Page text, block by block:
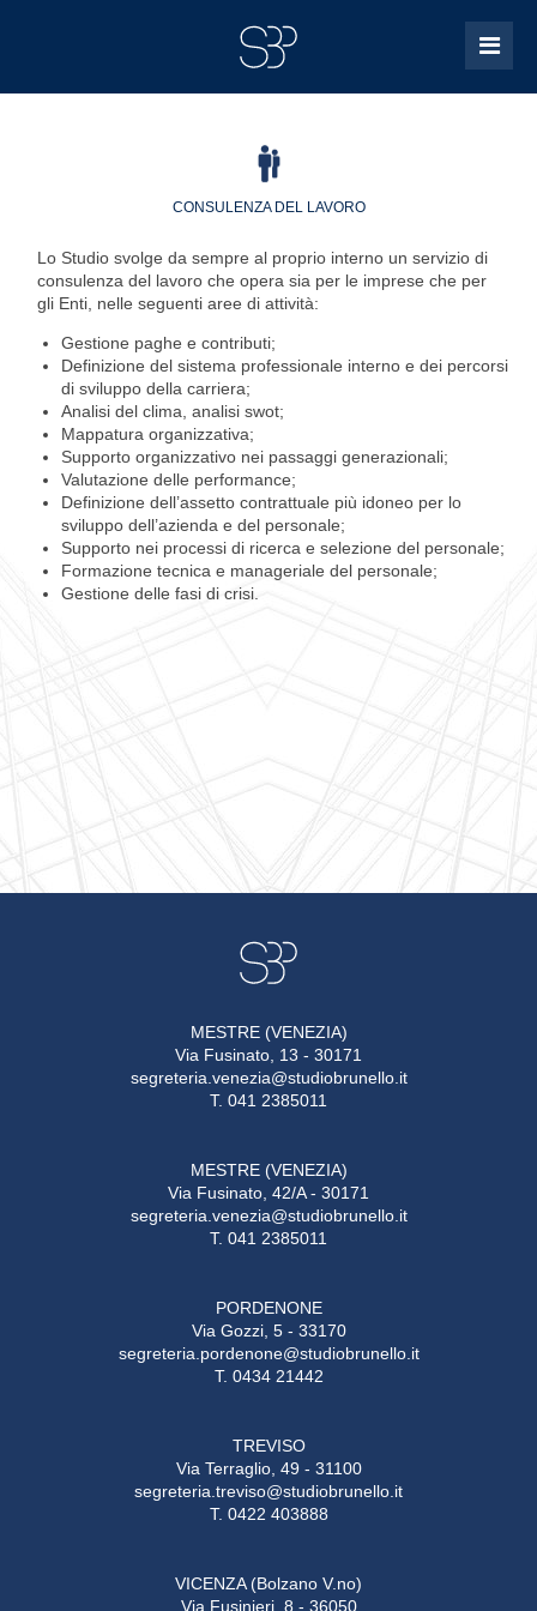
CONSULENZA DEL LAVORO
Lo Studio svolge da sempre al proprio interno un servizio di
consulenza del lavoro che opera sia per le imprese che per
gli Enti, nelle seguenti aree di attività:
Gestione paghe e contributi;
Definizione del sistema professionale interno e dei percorsi
di sviluppo della carriera;
Analisi del clima, analisi swot;
Mappatura organizzativa;
Supporto organizzativo nei passaggi generazionali;
Valutazione delle performance;
Definizione dell’assetto contrattuale più idoneo per lo
sviluppo dell’azienda e del personale;
Supporto nei processi di ricerca e selezione del personale;
Formazione tecnica e manageriale del personale;
Gestione delle fasi di crisi.
MESTRE (VENEZIA)
Via Fusinato, 13 - 30171
segreteria.venezia@studiobrunello.it
T. 041 2385011
MESTRE (VENEZIA)
Via Fusinato, 42/A - 30171
segreteria.venezia@studiobrunello.it
T. 041 2385011
PORDENONE
Via Gozzi, 5 - 33170
segreteria.pordenone@studiobrunello.it
T. 0434 21442
TREVISO
Via Terraglio, 49 - 31100
segreteria.treviso@studiobrunello.it
T. 0422 403888
VICENZA (Bolzano V.no)
Via Fusinieri, 8 - 36050